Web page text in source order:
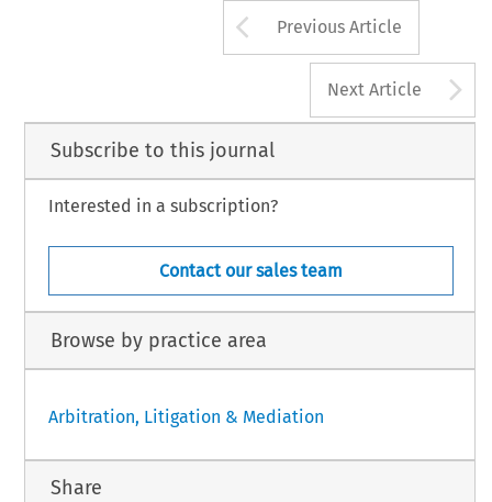
Arrow button
Previous Article
Next Article
Subscribe to this journal
Interested in a subscription?
Contact our sales team
Browse by practice area
Arbitration, Litigation & Mediation
Share